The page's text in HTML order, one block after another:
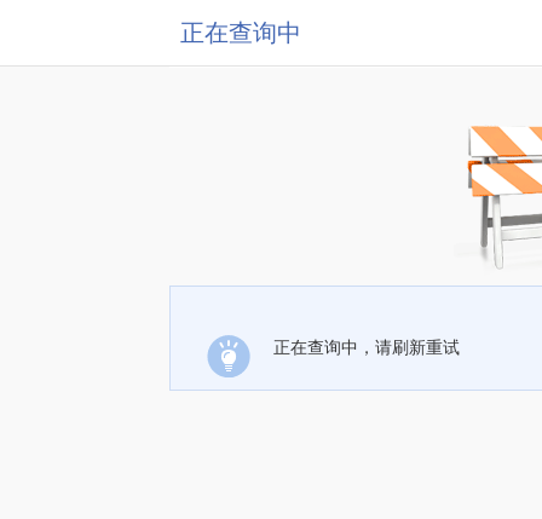
正在查询中
正在查询中，请刷新重试